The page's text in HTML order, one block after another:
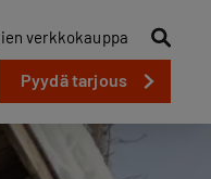
verkkokauppa
Pyydä tarjous